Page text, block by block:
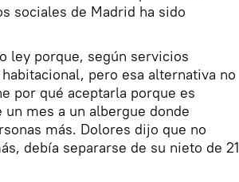
sociales de Madrid ha sido
ley porque, según servicios
pero esa alternativa no
por qué aceptarla porque es
mes a un albergue donde
más. Dolores dijo que no
debía separarse de su nieto de 21